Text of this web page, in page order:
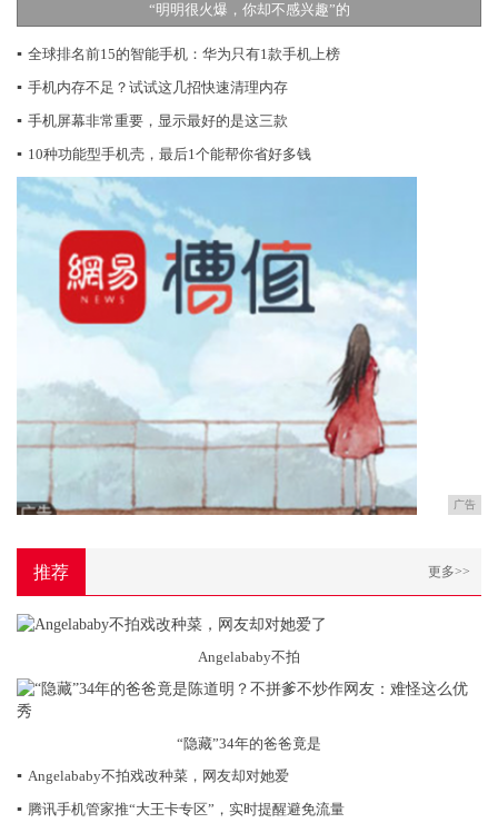
“明明很火爆，你却不感兴趣”的
▪ 全球排名前15的智能手机：华为只有1款手机上榜
▪ 手机内存不足？试试这几招快速清理内存
▪ 手机屏幕非常重要，显示最好的是这三款
▪ 10种功能型手机壳，最后1个能帮你省好多钱
广告
推荐 更多>>
Angelababy不拍
“隐藏”34年的爸爸竟是
▪ Angelababy不拍戏改种菜，网友却对她爱
▪ 腾讯手机管家推“大王卡专区”，实时提醒避免流量